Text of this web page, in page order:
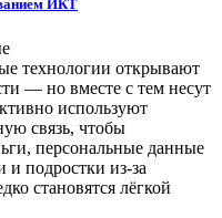
ИКТ
технологии открывают
— но вместе с тем несут
используют
связь, чтобы
персональные данные
подростки из‑за
становятся лёгкой